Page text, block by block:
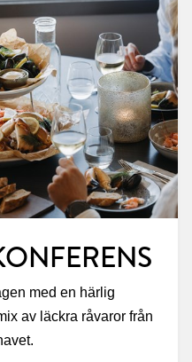
med en härlig
av läckra råvaror från